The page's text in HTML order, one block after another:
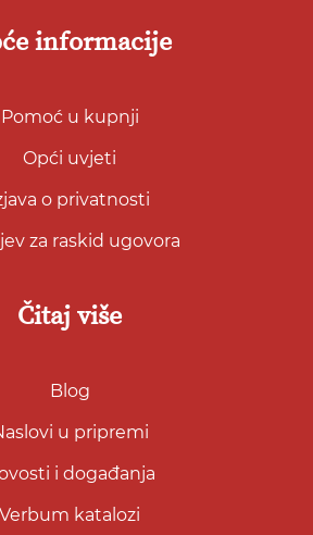
informacije
Pomoć u kupnji
Opći uvjeti
o privatnosti
za raskid ugovora
Čitaj više
Blog
u pripremi
i događanja
Verbum katalozi